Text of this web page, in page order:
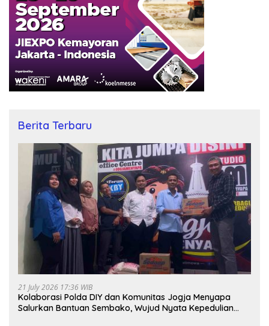
Berita Terbaru
21 July 2026 17:36 WIB
Kolaborasi Polda DIY dan Komunitas Jogja Menyapa
Salurkan Bantuan Sembako, Wujud Nyata Kepedulian